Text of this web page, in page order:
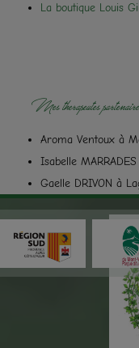
La boutique Louis
Mes thérapeutes
Aroma Ventoux à
Isabelle
Gaelle DRIVON à